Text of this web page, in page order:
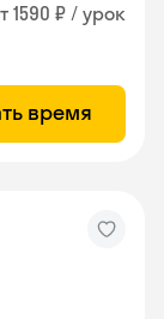
1590 ₽ / урок
время